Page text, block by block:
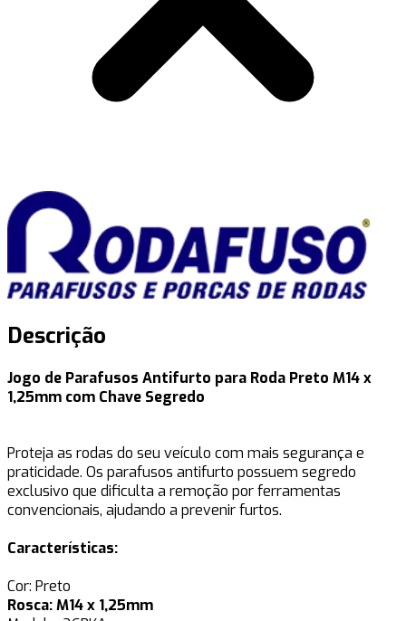
Descrição
Jogo de Parafusos Antifurto para Roda Preto M14 x
1,25mm com Chave Segredo
Proteja as rodas do seu veículo com mais segurança e
praticidade. Os parafusos antifurto possuem segredo
exclusivo que dificulta a remoção por ferramentas
convencionais, ajudando a prevenir furtos.
Características:
Cor: Preto
Rosca: M14 x 1,25mm